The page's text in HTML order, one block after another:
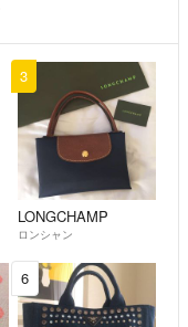
3
LONGCHAMP
ロンシャン
6